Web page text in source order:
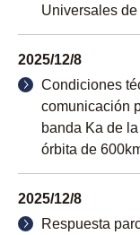
Universales
2025/12/8
Condiciones
comunicación
banda Ka de
órbita de
2025/12/8
Respuesta